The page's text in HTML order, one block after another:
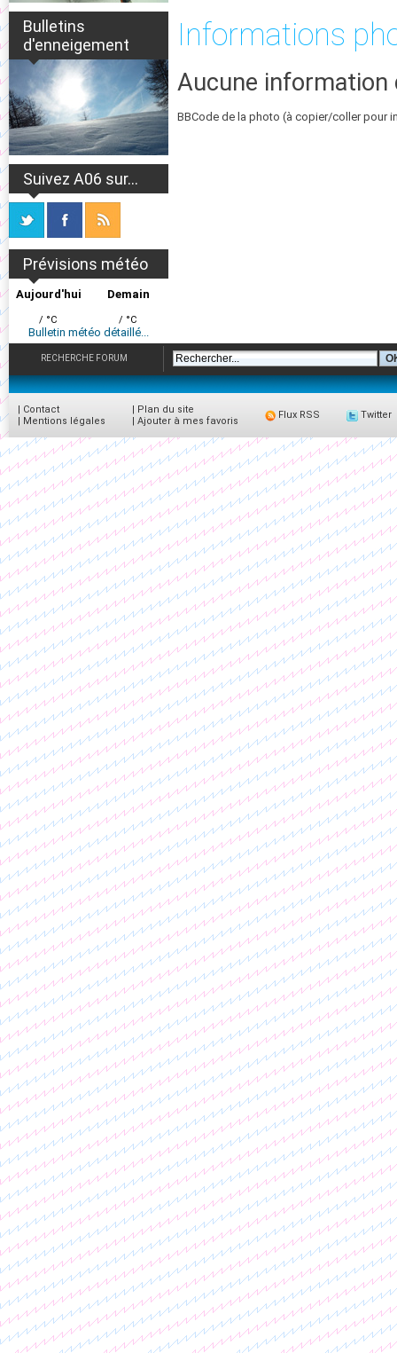
Bulletins
d'enneigement
Suivez A06 sur...
Prévisions météo
Aujourd'hui
/ °C
Demain
/ °C
Bulletin météo détaillé...
Informations
Aucune information
BBCode de la photo (à copier/coller pour
RECHERCHE FORUM
| Contact
| Mentions légales
| Plan du site
| Ajouter à mes favoris
Flux RSS Twitter